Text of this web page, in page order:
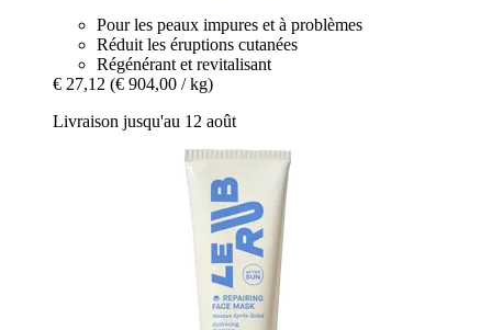
Pour les peaux impures et à problèmes
Réduit les éruptions cutanées
Régénérant et revitalisant
€ 27,12 (€ 904,00 / kg)
Livraison jusqu'au 12 août